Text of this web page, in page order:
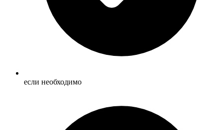
если необходимо